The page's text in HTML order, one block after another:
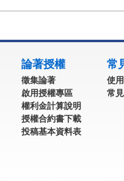
論著授權
徵集論著
啟用授權專區
權利金計算說明
授權合約書下載
投稿基本資料表
常
使
常